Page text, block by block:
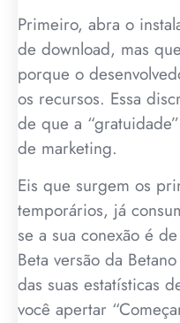
Primeiro, abra o
de download, mas
porque o
os recursos. Essa
de que a
de marketing.
Eis que surgem os
temporários, já
se a sua conexão é
Beta versão da
das suas estatísticas
você apertar